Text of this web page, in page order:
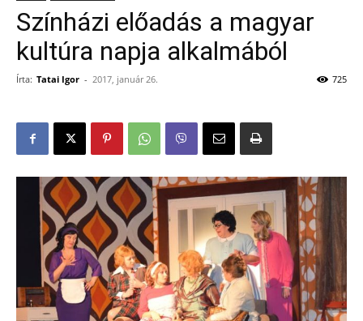
Színházi előadás a magyar
kultúra napja alkalmából
Írta: Tatai Igor - 2017, január 26. 725